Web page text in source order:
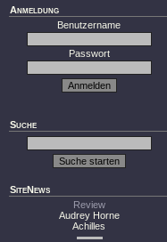
Anmeldung
Benutzername
Passwort
Suche
SiteNews
Review
Audrey Horne
Achilles